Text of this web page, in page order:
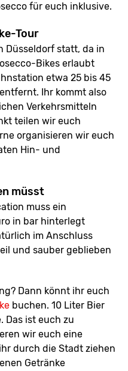
für euch inklusive.
Tour
Düsseldorf statt, da in
Bikes erlaubt
etwa 25 bis 45
Ihr kommt also
Verkehrsmitteln
teilen wir euch
organisieren wir euch
Hin- und
müsst
muss ein
in bar hinterlegt
im Anschluss
und sauber geblieben
Dann könnt ihr euch
buchen. 10 Liter Bier
Das ist euch zu
wir euch eine
durch die Stadt ziehen
Getränke